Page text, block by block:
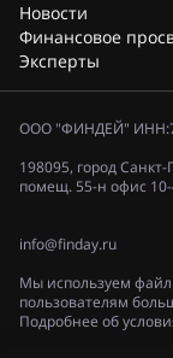
Новости
Финансовое
Эксперты
ООО "ФИНДЕЙ"
198095, город
помещ. 55-н офис
info@finday.ru
Мы используем
пользователям
Подробнее об